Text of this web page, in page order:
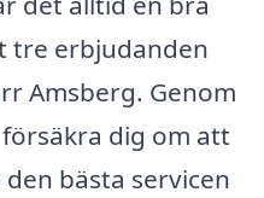
tre erbjudanden
Amsberg. Genom
dig om att
bästa servicen